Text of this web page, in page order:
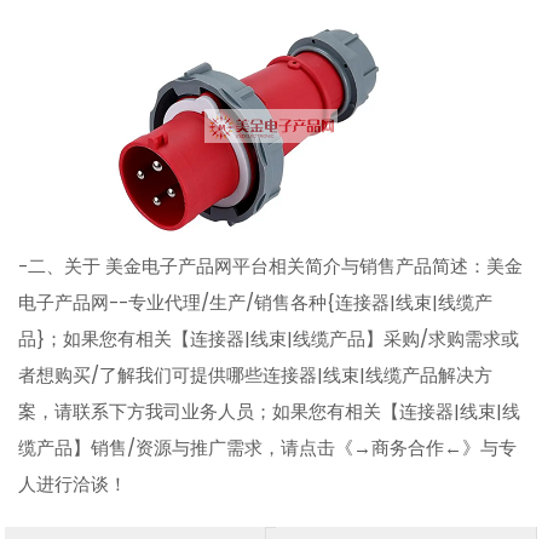
-二、关于 美金电子产品网平台相关简介与销售产品简述：美金
电子产品网--专业代理/生产/销售各种{连接器|线束|线缆产
品}；如果您有相关【连接器|线束|线缆产品】采购/求购需求或
者想购买/了解我们可提供哪些连接器|线束|线缆产品解决方
案，请联系下方我司业务人员；如果您有相关【连接器|线束|线
缆产品】销售/资源与推广需求，请点击《→商务合作←》与专
人进行洽谈！